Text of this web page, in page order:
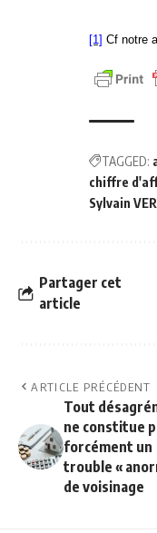
[1] Cf notre
TAGGED:
chiffre
Sylvain
Partager cet
article
ARTICLE PRÉCÉDENT
Tout
ne constitue
forcément un
trouble «
de voisinage